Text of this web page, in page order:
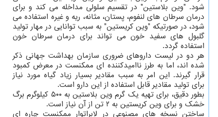
شود. "وین بلاستین" در تقسیم سلولی مداخله می کند و برای
درمان سرطان های لنفوم، پستان، مثانه، ریه و غیره استفاده می
شود، در صورتیکه "وین کریستین" به سبب توانایی در مهار تولید
گلبول های سفید خون می تواند برای درمان سرطان خون
استفاده گردد.
هر دو در لیست داروهای ضروری سازمان بهداشت جهانی ذکر
شده اند، اما به طرز ناامیدکننده ای ممکنست در معرض کمبود
قرار گیرند. این امر به سبب مقادیر بسیار زیاد گیاه مورد نیاز
برای تولید مقادیر قابل استفاده از این دارو است.
بطور دقیق، برای تهیه یک گرم وین بلاستین به ۵۰۰ کیلوگرم برگ
خشک و برای وین کریستین به ۲ تن از آن نیاز است.
ساختن نسخه های مصنوعی در لابراتوار ممکنست چاره ای